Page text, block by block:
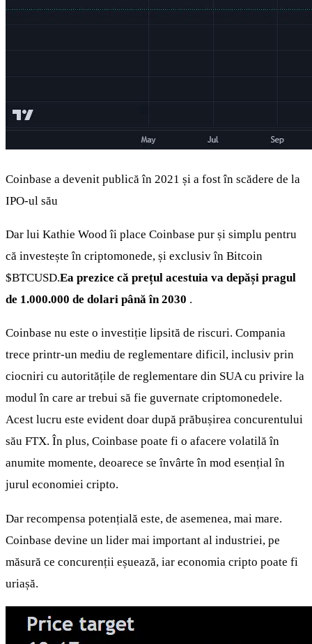
Coinbase a devenit publică în 2021 și a fost în scădere de la
IPO-ul său
Dar lui Kathie Wood îi place Coinbase pur și simplu pentru
că investește în criptomonede, și exclusiv în Bitcoin
$BTCUSD.Ea prezice că prețul acestuia va depăși pragul
de 1.000.000 de dolari până în 2030 .
Coinbase nu este o investiție lipsită de riscuri. Compania
trece printr-un mediu de reglementare dificil, inclusiv prin
ciocniri cu autoritățile de reglementare din SUA cu privire la
modul în care ar trebui să fie guvernate criptomonedele.
Acest lucru este evident doar după prăbușirea concurentului
său FTX. În plus, Coinbase poate fi o afacere volatilă în
anumite momente, deoarece se învârte în mod esențial în
jurul economiei cripto.
Dar recompensa potențială este, de asemenea, mai mare.
Coinbase devine un lider mai important al industriei, pe
măsură ce concurenții eșuează, iar economia cripto poate fi
uriașă.